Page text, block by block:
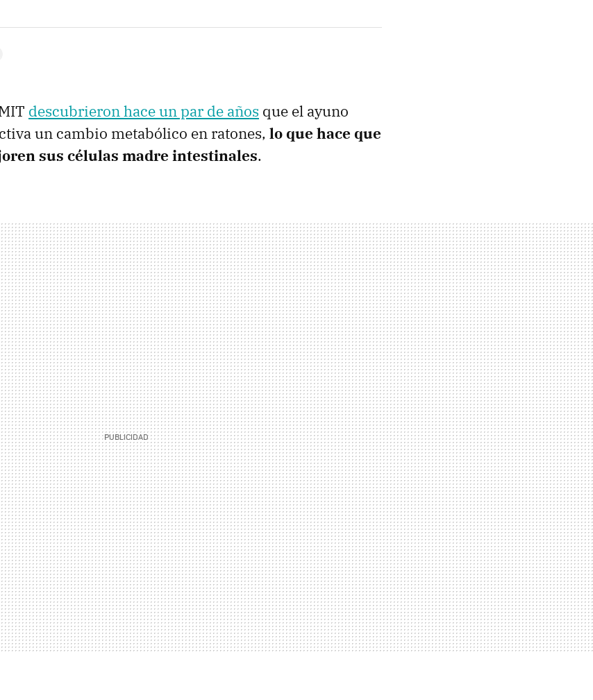
descubrieron hace un par de años que el ayuno
un cambio metabólico en ratones, lo que hace que
sus células madre intestinales.